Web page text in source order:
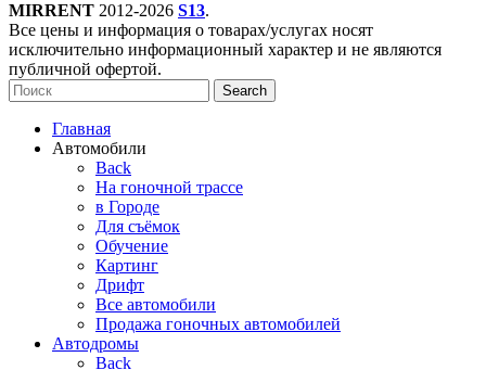
MIRRENT 2012-2026 S13.
Все цены и информация о товарах/услугах носят
исключительно информационный характер и не являются
публичной офертой.
Search
Главная
Автомобили
Back
На гоночной трассе
в Городе
Для съёмок
Обучение
Картинг
Дрифт
Все автомобили
Продажа гоночных автомобилей
Автодромы
Back